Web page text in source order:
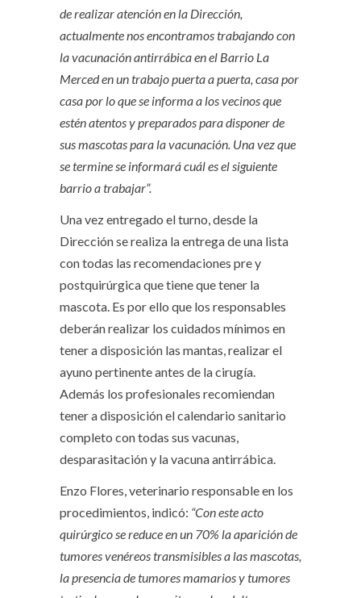
de realizar atención en la Dirección,
actualmente nos encontramos trabajando con
la vacunación antirrábica en el Barrio La
Merced en un trabajo puerta a puerta, casa por
casa por lo que se informa a los vecinos que
estén atentos y preparados para disponer de
sus mascotas para la vacunación. Una vez que
se termine se informará cuál es el siguiente
barrio a trabajar”.
Una vez entregado el turno, desde la
Dirección se realiza la entrega de una lista
con todas las recomendaciones pre y
postquirúrgica que tiene que tener la
mascota. Es por ello que los responsables
deberán realizar los cuidados mínimos en
tener a disposición las mantas, realizar el
ayuno pertinente antes de la cirugía.
Además los profesionales recomiendan
tener a disposición el calendario sanitario
completo con todas sus vacunas,
desparasitación y la vacuna antirrábica.
Enzo Flores, veterinario responsable en los
procedimientos, indicó: “Con este acto
quirúrgico se reduce en un 70% la aparición de
tumores venéreos transmisibles a las mascotas,
la presencia de tumores mamarios y tumores